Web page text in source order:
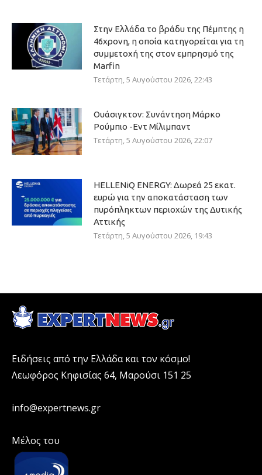
Στην Ελλάδα το βράδυ της Πέμπτης η
46χρονη, η οποία κατηγορείται για τη
συμμετοχή της στον εμπρησμό της
Marfin
Τετάρτη, 5 Αυγούστου 2026, 22:43
Ουάσιγκτον: Συνάντηση Μάρκο
Ρούμπιο -Εντ Μίλιμπαντ
Τετάρτη, 5 Αυγούστου 2026, 22:07
HELLENiQ ENERGY: Δωρεά 25 εκατ.
ευρώ για την αποκατάσταση των
πυρόπληκτων περιοχών της Δυτικής
Αττικής
Τετάρτη, 5 Αυγούστου 2026, 19:43
Ειδήσεις από την Ελλάδα και τον κόσμο!
Λεωφόρος Κηφισίας 64, Μαρούσι 151 25
info@expertnews.gr
Μέλος του